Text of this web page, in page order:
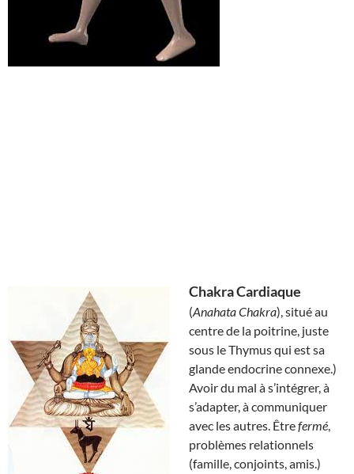
Chakra Cardiaque
(Anahata Chakra), situé au
centre de la poitrine, juste
sous le Thymus qui est sa
glande endocrine connexe.)
Avoir du mal à s’intégrer, à
s’adapter, à communiquer
avec les autres. Êtrefermé,
problèmes relationnels
(famille, conjoints, amis.)